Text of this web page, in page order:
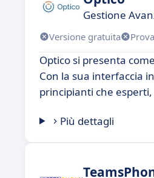
Gestione
Versione gratuita
Optico si presenta
Con la sua interfaccia
principianti che
Più dettagli